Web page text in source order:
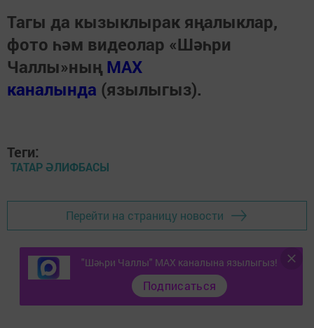
Тагы да кызыклырак яңалыклар,
фото һәм видеолар «Шәһри
Чаллы»ның MAX
каналында (язылыгыз).
Теги:
ТАТАР ӘЛИФБАСЫ
Перейти на страницу новости
"Шәһри Чаллы" MAX каналына язылыгыз!
Подписаться